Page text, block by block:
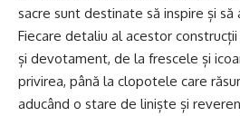
sacre sunt destinate să inspire și să
Fiecare detaliu al acestor
și devotament, de la frescele și
privirea, până la clopotele care
aducând o stare de liniște și